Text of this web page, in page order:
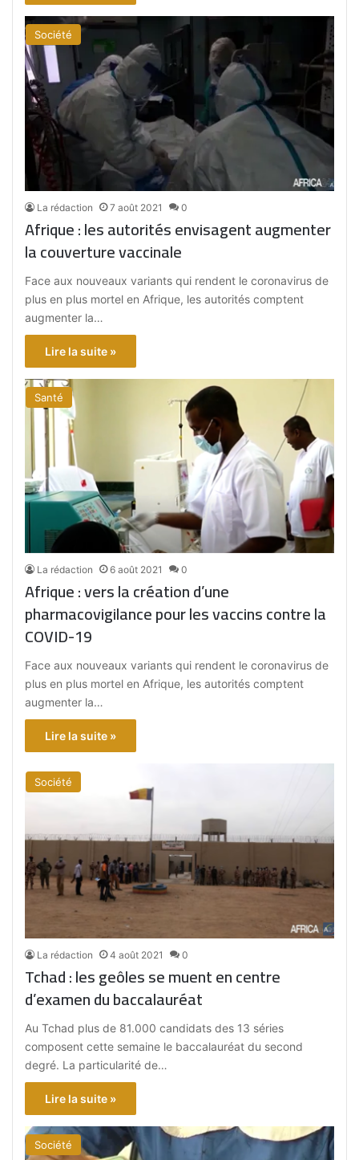
Société
La rédaction 7 août 2021 0
Afrique : les autorités envisagent augmenter
la couverture vaccinale
Face aux nouveaux variants qui rendent le coronavirus de
plus en plus mortel en Afrique, les autorités comptent
augmenter la…
Lire la suite »
Santé
La rédaction 6 août 2021 0
Afrique : vers la création d’une
pharmacovigilance pour les vaccins contre la
COVID-19
Face aux nouveaux variants qui rendent le coronavirus de
plus en plus mortel en Afrique, les autorités comptent
augmenter la…
Lire la suite »
Société
La rédaction 4 août 2021 0
Tchad : les geôles se muent en centre
d’examen du baccalauréat
Au Tchad plus de 81.000 candidats des 13 séries
composent cette semaine le baccalauréat du second
degré. La particularité de…
Lire la suite »
Société